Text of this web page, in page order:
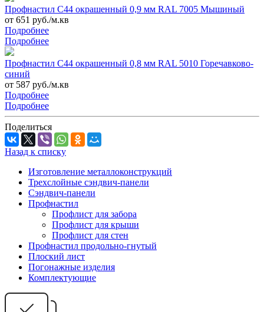
Профнастил С44 окрашенный 0,9 мм RAL 7005 Мышиный
от 651 руб./м.кв
Подробнее
Подробнее
Профнастил С44 окрашенный 0,8 мм RAL 5010 Горечавково-
синий
от 587 руб./м.кв
Подробнее
Подробнее
Поделиться
Назад к списку
Изготовление металлоконструкций
Трехслойные сэндвич-панели
Сэндвич-панели
Профнастил
Профлист для забора
Профлист для крыши
Профлист для стен
Профнастил продольно-гнутый
Плоский лист
Погонажные изделия
Комплектующие